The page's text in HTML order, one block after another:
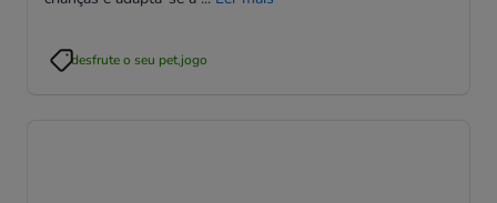
desfrute o seu pet,jogo